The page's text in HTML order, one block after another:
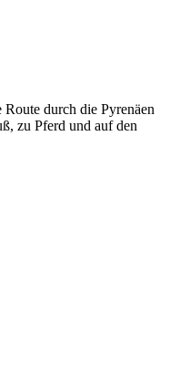
Route durch die Pyrenäen
zu Pferd und auf den